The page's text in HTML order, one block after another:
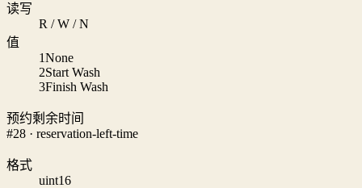
读写
R / W / N
值
1None
2Start Wash
3Finish Wash
预约剩余时间
#28 · reservation-left-time
格式
uint16